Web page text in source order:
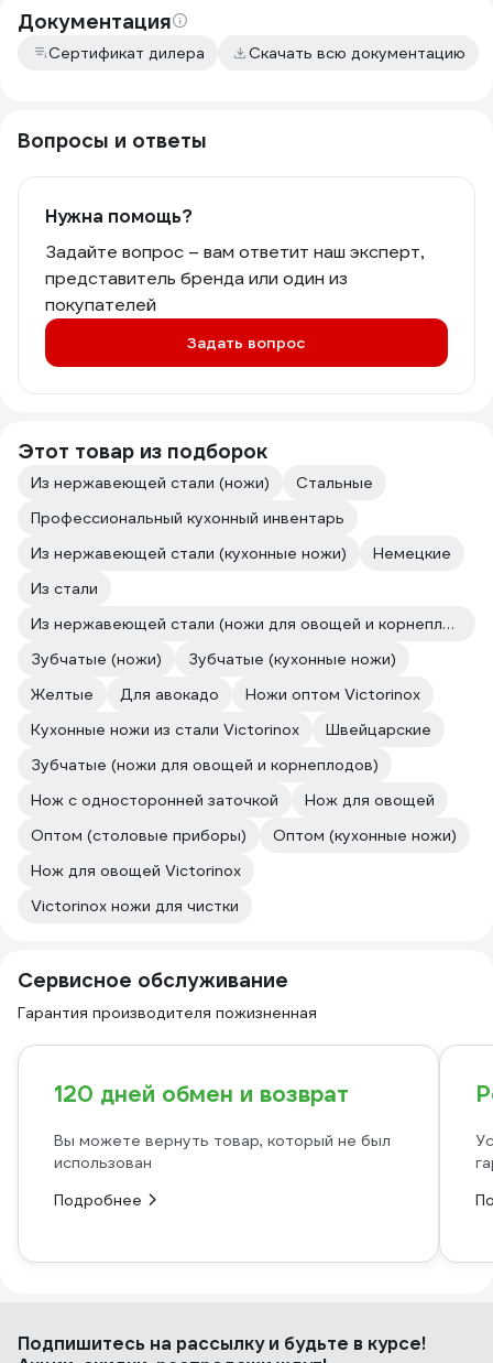
Документация
Сертификат дилера Скачать всю документацию
Вопросы и ответы
Нужна помощь?
Задайте вопрос – вам ответит наш эксперт,
представитель бренда или один из
покупателей
Задать вопрос
Этот товар из подборок
Из нержавеющей стали (ножи)
Стальные
Профессиональный кухонный инвентарь
Из нержавеющей стали (кухонные ножи)
Немецкие
Из стали
Из нержавеющей стали (ножи для овощей и корнеплодов)
Зубчатые (ножи)
Зубчатые (кухонные ножи)
Желтые
Для авокадо
Ножи оптом Victorinox
Кухонные ножи из стали Victorinox
Швейцарские
Зубчатые (ножи для овощей и корнеплодов)
Нож с односторонней заточкой
Нож для овощей
Оптом (столовые приборы)
Оптом (кухонные ножи)
Нож для овощей Victorinox
Victorinox ножи для чистки
Сервисное обслуживание
Гарантия производителя пожизненная
120 дней обмен и возврат
Вы можете вернуть товар, который не был
использован
Подробнее
Подпишитесь на рассылкуи будьте в курсе!